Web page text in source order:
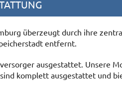
überzeugt durch ihre
entfernt.
ausgestattet. Unsere
komplett ausgestattet und